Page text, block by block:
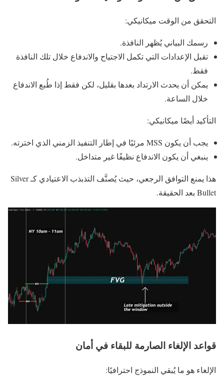
التحقق من الوقت ميكانيكي:
رسمك البياني يُظهر النافذة.
تقبل الإعدادات التي تكمل الاجتياح والاندفاع خلال تلك النافذة
فقط.
يمكن أن يحدث الارتداد بعدها بقليل، لكن فقط إذا طُبع الاندفاع
خلال الساعة.
التأكيد أيضًا ميكانيكي:
يجب أن يكون MSS مرئيًا في إطار التنفيذ الزمني الذي اخترته.
ينبغي أن يكون الاندفاع نظيفًا غير متداخل.
هذا يمنع التوافق الرجعي، حيث يُصنَّف التذبذب الاعتيادي كـ Silver
Bullet بعد الحقيقة.
قواعد الإلغاء الصارمة للبقاء في أمان
الإلغاء هو ما يُبقي النموذج احترافيًا: